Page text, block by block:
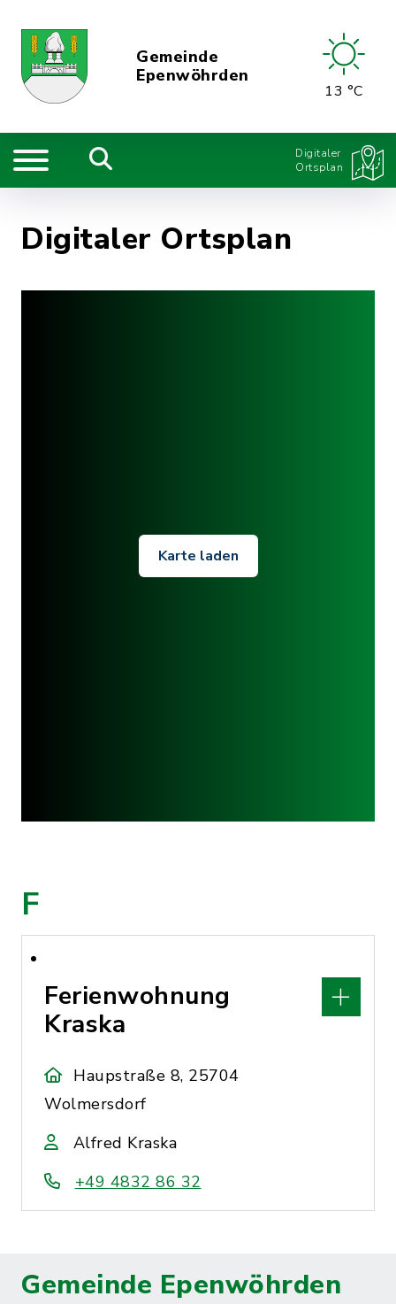
Gemeinde
Epenwöhrden
13 °C
Digitaler
Ortsplan
Digitaler Ortsplan
Karte laden
F
Ferienwohnung
Kraska
Haupstraße 8, 25704
Wolmersdorf
Alfred Kraska
+49 4832 86 32
Gemeinde Epenwöhrden